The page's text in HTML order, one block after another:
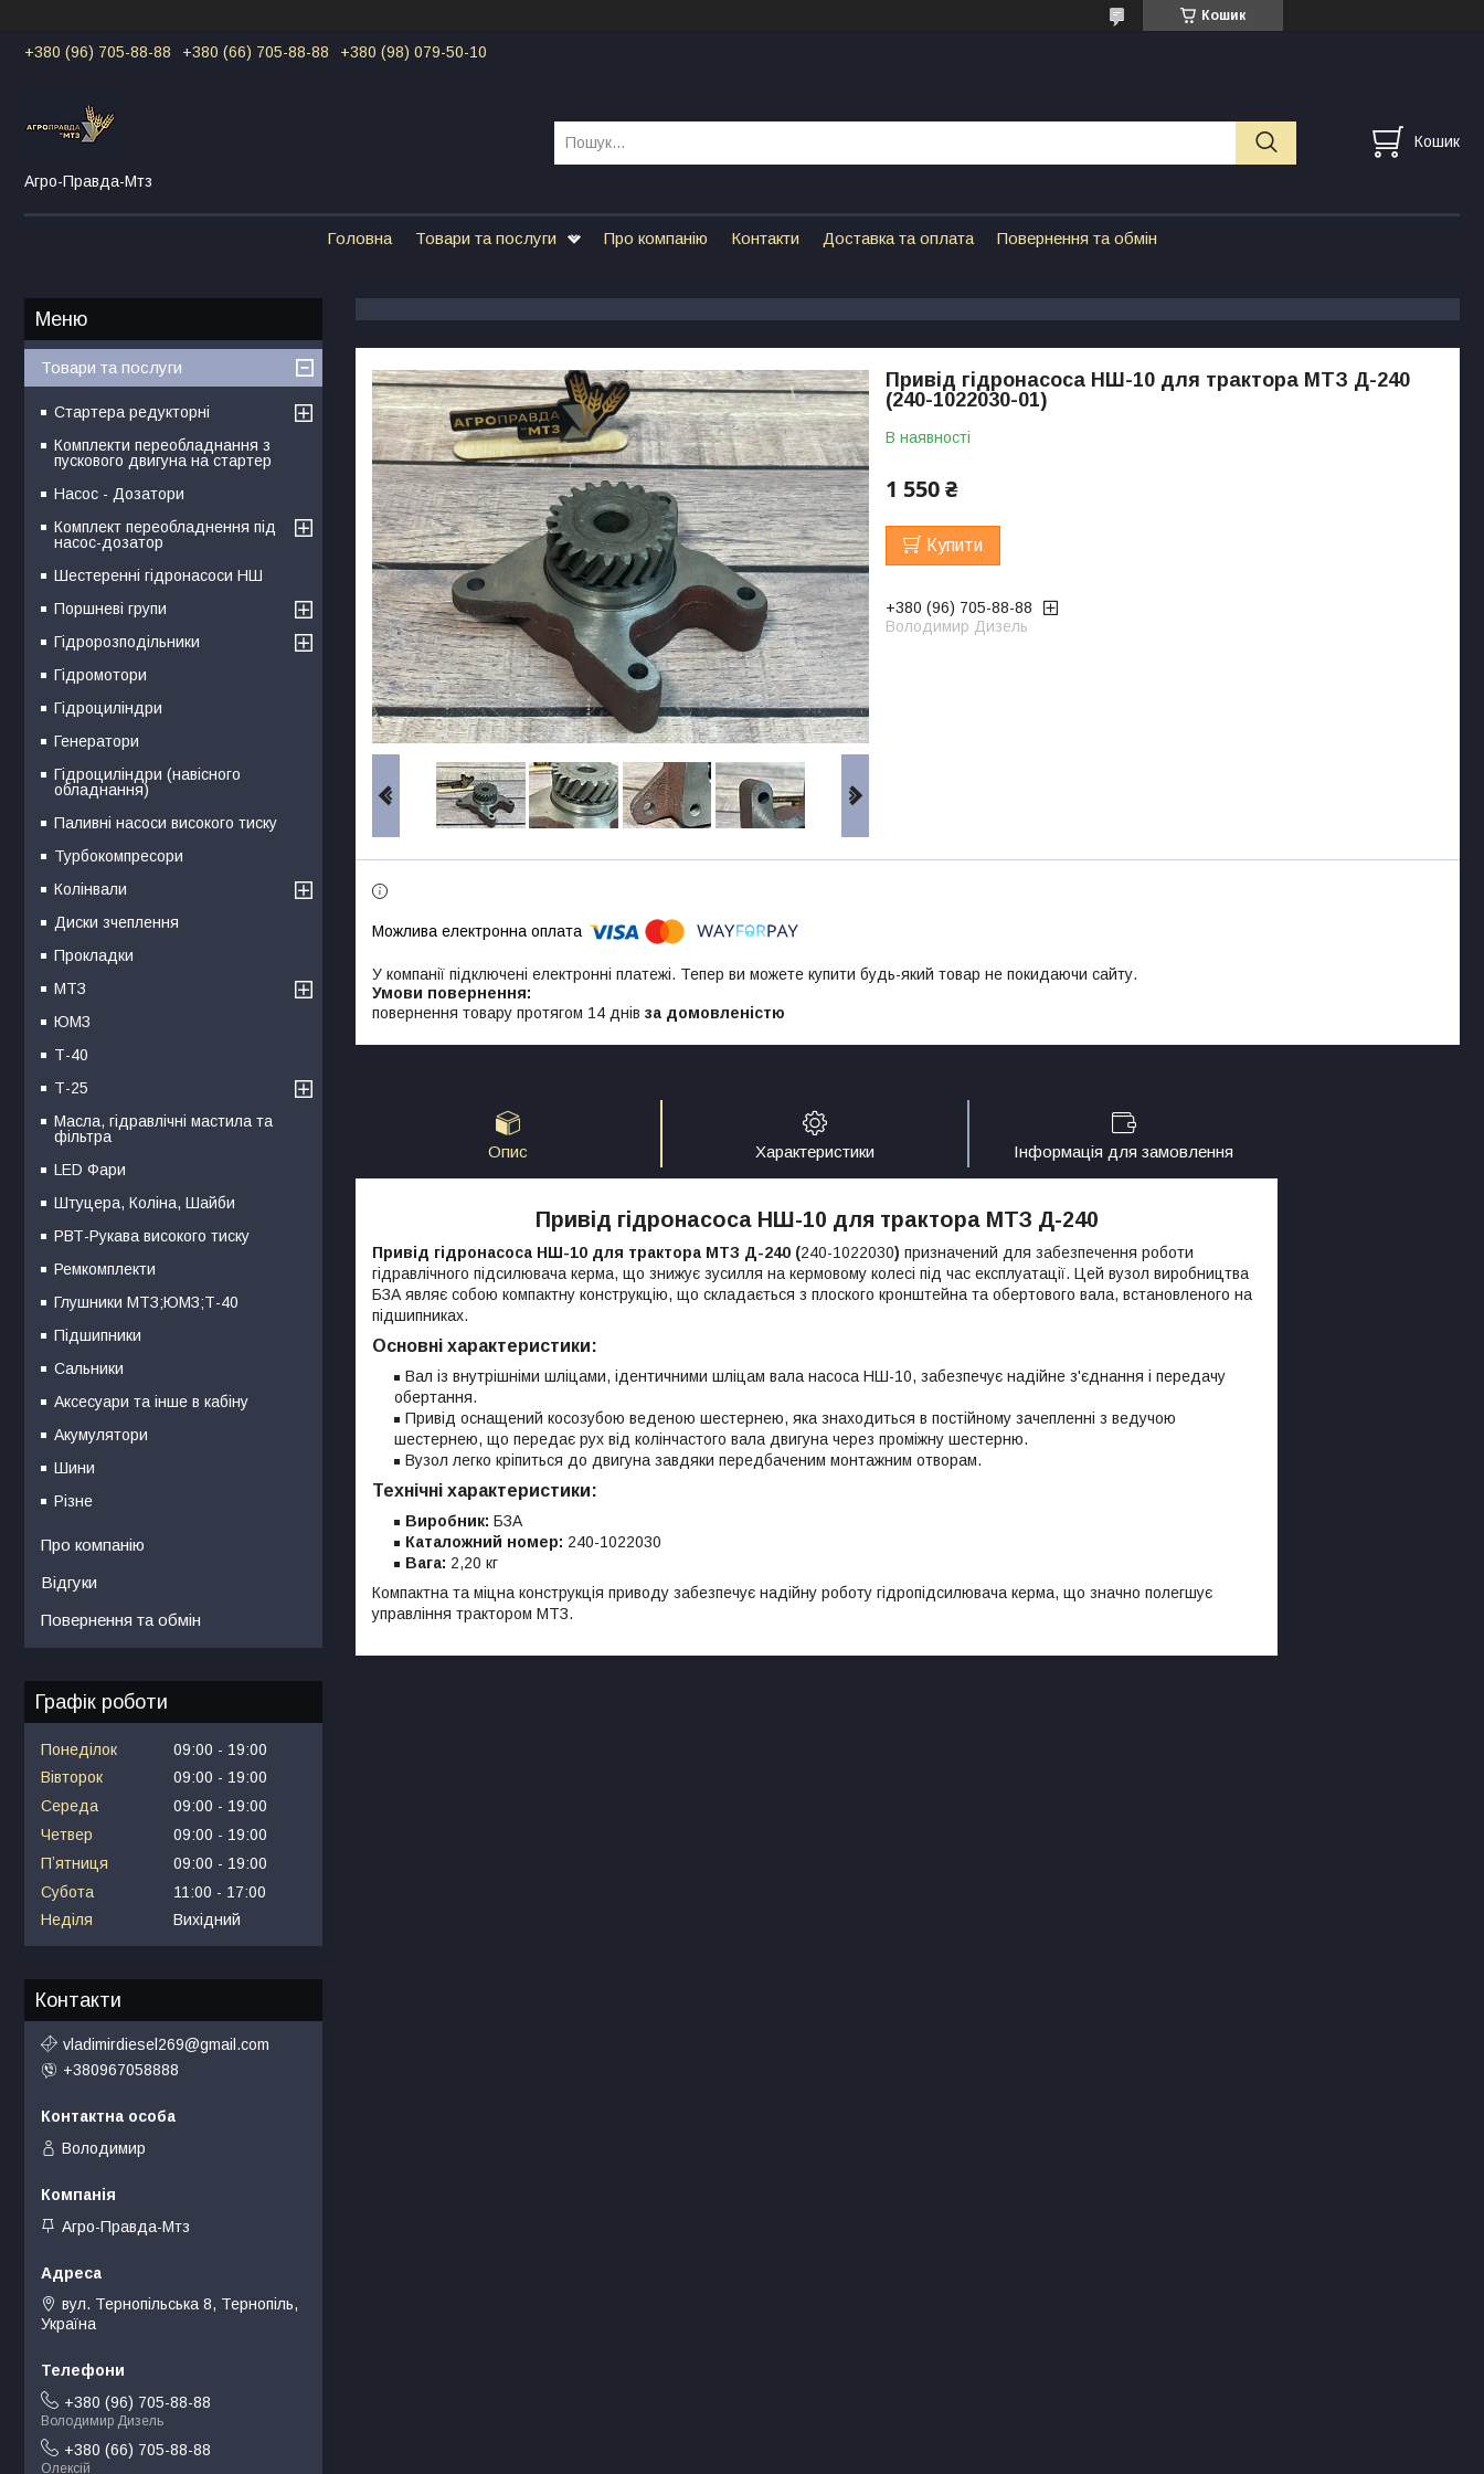
Кошик
+380 (96) 705-88-88 +380 (66) 705-88-88 +380 (98) 079-50-10
Агро-Правда-Мтз
Кошик
Головна Товари та послуги Про компанію Контакти Доставка та оплата Повернення та обмін
Привід гідронасоса НШ-10 для трактора МТЗ Д-240
(240-1022030-01)
В наявності
1 550 ₴
Купити
+380 (96) 705-88-88
Володимир Дизель
У компанії підключені електронні платежі. Тепер ви можете купити будь-який товар не покидаючи сайту.
повернення товару протягом 14 днів за домовленістю
Опис Характеристики Інформація для замовлення
Привід гідронасоса НШ-10 для трактора МТЗ Д-240
Привід гідронасоса НШ-10 для трактора МТЗ Д-240 (240-1022030) призначений для забезпечення роботи
гідравлічного підсилювача керма, що знижує зусилля на кермовому колесі під час експлуатації. Цей вузол виробництва
БЗА являє собою компактну конструкцію, що складається з плоского кронштейна та обертового вала, встановленого на
підшипниках.
Основні характеристики:
Вал із внутрішніми шліцами, ідентичними шліцам вала насоса НШ-10, забезпечує надійне з'єднання і передачу
обертання.
Привід оснащений косозубою веденою шестернею, яка знаходиться в постійному зачепленні з ведучою
шестернею, що передає рух від колінчастого вала двигуна через проміжну шестерню.
Вузол легко кріпиться до двигуна завдяки передбаченим монтажним отворам.
Технічні характеристики:
Виробник: БЗА
Каталожний номер: 240-1022030
Вага: 2,20 кг
Компактна та міцна конструкція приводу забезпечує надійну роботу гідропідсилювача керма, що значно полегшує
управління трактором МТЗ.
Товари та послуги
Стартера редукторні
Комплекти переобладнання з
пускового двигуна на стартер
Насос - Дозатори
Комплект переобладнення під
насос-дозатор
Шестеренні гідронасоси НШ
Поршневі групи
Гідророзподільники
Гідромотори
Гідроциліндри
Генератори
Гідроциліндри (навісного
обладнання)
Паливні насоси високого тиску
Турбокомпресори
Колінвали
Диски зчеплення
Прокладки
МТЗ
ЮМЗ
Т-40
Т-25
Масла, гідравлічні мастила та
фільтра
LED Фари
Штуцера, Коліна, Шайби
РВТ-Рукава високого тиску
Ремкомплекти
Глушники МТЗ;ЮМЗ;Т-40
Підшипники
Сальники
Аксесуари та інше в кабіну
Акумулятори
Шини
Різне
Про компанію
Відгуки
Повернення та обмін
Графік роботи
Понеділок 09:00
19:00
Вівторок
09:00
19:00
Середа
09:00
19:00
Четвер
09:00
19:00
Пʼятниця
09:00
19:00
Субота
11:00
17:00
Неділя
Вихідний
Контакти
vladimirdiesel269@gmail.com
+380967058888
Володимир
Агро-Правда-Мтз
вул. Тернопільська 8, Тернопіль,
Україна
+380 (96) 705-88-88
Володимир Дизель
+380 (66) 705-88-88
Олексій